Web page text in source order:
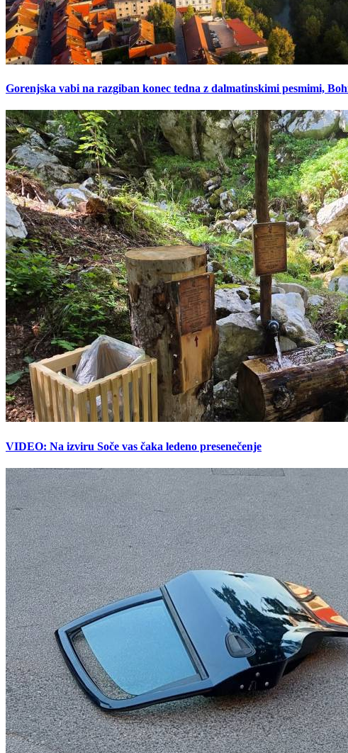
Gorenjska vabi na razgiban konec tedna z dalmatinskimi pesmimi,
VIDEO: Na izviru Soče vas čaka ledeno presenečenje